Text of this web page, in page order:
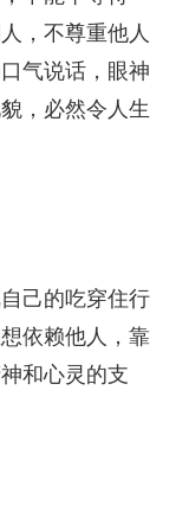
，不尊重他人
气说话，眼神
，必然令人生
的吃穿住行
依赖他人，靠
和心灵的支